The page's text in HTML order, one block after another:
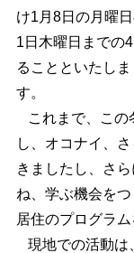
け1月8日の月曜
1日木曜日までの
ることといたし
す。
これまで、この
し、オコナイ、
きましたし、さ
ね、学ぶ機会を
居住のプログラ
現地での活動は